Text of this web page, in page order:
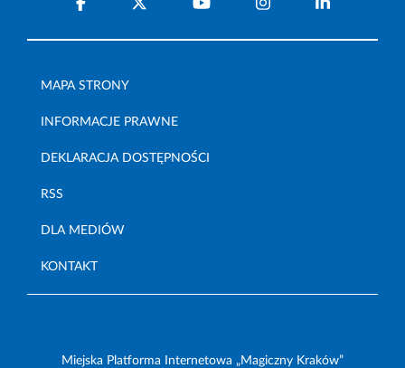
MAPA STRONY
INFORMACJE PRAWNE
DEKLARACJA DOSTĘPNOŚCI
RSS
DLA MEDIÓW
KONTAKT
Miejska Platforma Internetowa „Magiczny Kraków”